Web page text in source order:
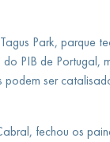
Park, parque
PIB de Portugal,
podem ser
fechou os